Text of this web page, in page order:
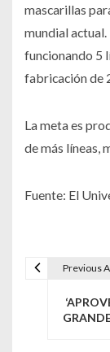
mascarillas
mundial
funcionando 5
fabricación de
La meta es
de más líneas,
Fuente: El
Previous